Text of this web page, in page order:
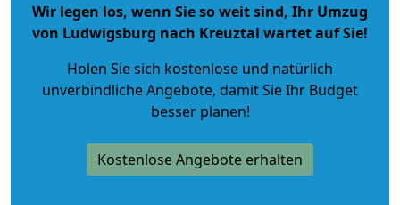
Wir legen los, wenn Sie so weit sind, Ihr Umzug
von Ludwigsburg nach Kreuztal wartet auf Sie!
Holen Sie sich kostenlose und natürlich
unverbindliche Angebote, damit Sie Ihr Budget
besser planen!
Kostenlose Angebote erhalten